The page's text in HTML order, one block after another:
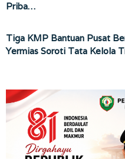
Priba…
Tiga KMP Bantuan Pusat
Yermias Soroti Tata Kelola